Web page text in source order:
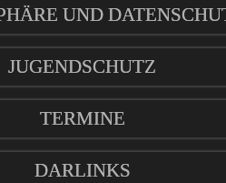
UND
JUGENDSCHUTZ
TERMINE
DARLINKS